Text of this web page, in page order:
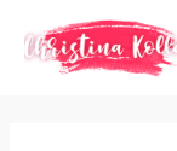
contenido